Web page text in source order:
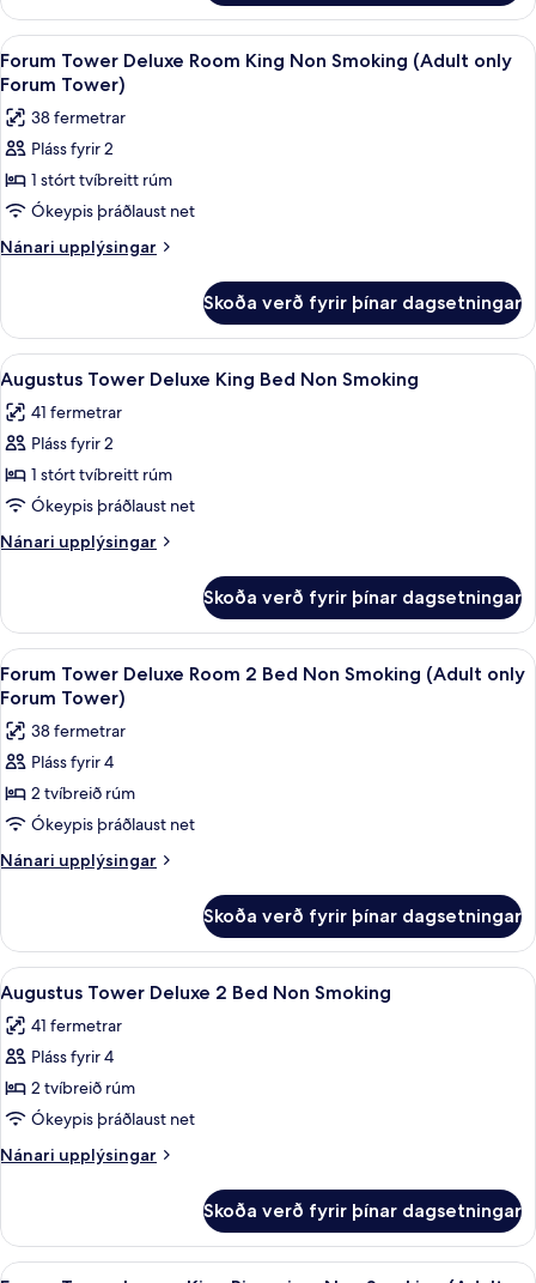
King
Non-
Smoking
Skoða
allar
myndir
fyrir
Forum
Tower
Deluxe
Room
Smoking
(Adult
only
Forum
Tower)
Rúmföt af bestu gerð, rúm með
4
Forum Tower Deluxe Room King Non Smoking (Adult only
Forum Tower)
38 fermetrar
Pláss fyrir 2
1 stórt tvíbreitt rúm
Ókeypis þráðlaust net
Nánari upplýsingar
Nánari
Tower
Deluxe
Room
King
Non
Smoking
only
Forum
Skoða verð fyrir þínar dagsetningar
Skoða
allar
myndir
fyrir
Augustus
Tower
Deluxe
King
Non
Smoking
Augustus Tower Deluxe King Bed
4
Augustus Tower Deluxe King Bed Non Smoking
41 fermetrar
Pláss fyrir 2
1 stórt tvíbreitt rúm
Ókeypis þráðlaust net
Nánari upplýsingar
Nánari
Tower
Deluxe
King
Bed
Smoking
Skoða verð fyrir þínar dagsetningar
Skoða
allar
myndir
fyrir
Forum
Tower
Deluxe
Room
Non
Smoking
(Adult
only
Forum
Tower)
Rúmföt af bestu gerð, rúm með
4
Forum Tower Deluxe Room 2 Bed Non Smoking (Adult only
Forum Tower)
38 fermetrar
Pláss fyrir 4
2 tvíbreið rúm
Ókeypis þráðlaust net
Nánari upplýsingar
Nánari
Tower
Deluxe
Room
Bed
Non
(Adult
only
Tower)
Skoða verð fyrir þínar dagsetningar
Skoða
allar
myndir
fyrir
Augustus
Tower
Deluxe
2
Non
Smoking
Rúmföt af bestu gerð, rúm með
4
Augustus Tower Deluxe 2 Bed Non Smoking
41 fermetrar
Pláss fyrir 4
2 tvíbreið rúm
Ókeypis þráðlaust net
Nánari upplýsingar
Nánari
Tower
Deluxe
Skoða verð fyrir þínar dagsetningar
Skoða Rúmföt af bestu gerð, rúm með